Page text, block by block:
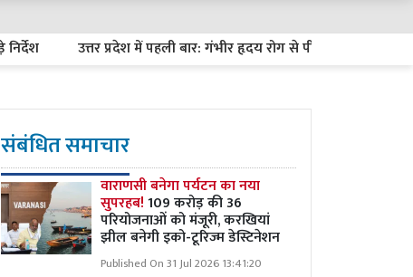
उत्तर प्रदेश में पहली बार: गंभीर हृदय रोग से पीड़ित मां-बच्चे दोनों की
संबंधित समाचार
वाराणसी बनेगा पर्यटन का नया
सुपरहब!109 करोड़ की 36
परियोजनाओं को मंजूरी, करखियां
झील बनेगी इको-टूरिज्म डेस्टिनेशन
Published On 31 Jul 2026 13:41:20